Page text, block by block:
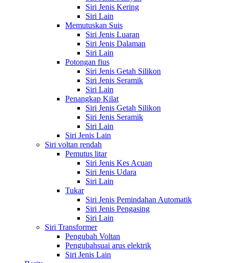
Siri Jenis Kering
Siri Lain
Memutuskan Suis
Siri Jenis Luaran
Siri Jenis Dalaman
Siri Lain
Potongan fius
Siri Jenis Getah Silikon
Siri Jenis Seramik
Siri Lain
Penangkap Kilat
Siri Jenis Getah Silikon
Siri Jenis Seramik
Siri Lain
Siri Jenis Lain
Siri voltan rendah
Pemutus litar
Siri Jenis Kes Acuan
Siri Jenis Udara
Siri Lain
Tukar
Siri Jenis Pemindahan Automatik
Siri Jenis Pengasing
Siri Lain
Siri Transformer
Pengubah Voltan
Pengubahsuai arus elektrik
Siri Jenis Lain